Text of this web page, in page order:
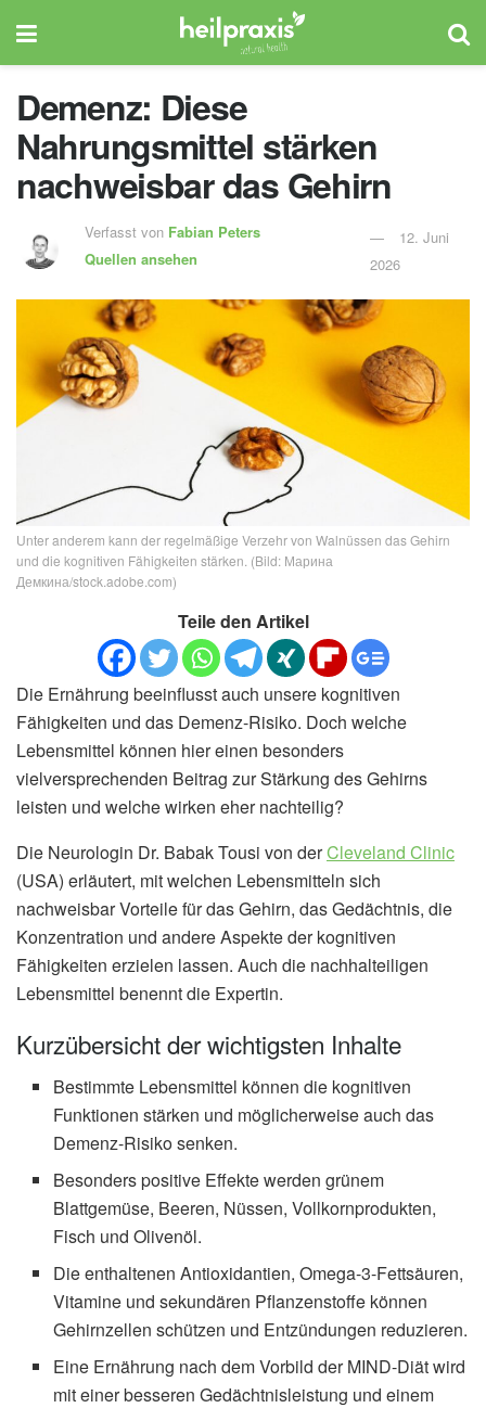
Demenz: Diese
Nahrungsmittel stärken
nachweisbar das Gehirn
Verfasst von Fabian Peters
Quellen ansehen
12. Juni
2026
Unter anderem kann der regelmäßige Verzehr von Walnüssen das Gehirn
und die kognitiven Fähigkeiten stärken. (Bild: Марина
Демкина/stock.adobe.com)
Teile den Artikel
Die Ernährung beeinflusst auch unsere kognitiven
Fähigkeiten und das Demenz-Risiko. Doch welche
Lebensmittel können hier einen besonders
vielversprechenden Beitrag zur Stärkung des Gehirns
leisten und welche wirken eher nachteilig?
Die Neurologin Dr. Babak Tousi von derCleveland Clinic
(USA) erläutert, mit welchen Lebensmitteln sich
nachweisbar Vorteile für das Gehirn, das Gedächtnis, die
Konzentration und andere Aspekte der kognitiven
Fähigkeiten erzielen lassen. Auch die nachhalteiligen
Lebensmittel benennt die Expertin.
Kurzübersicht der wichtigsten Inhalte
Bestimmte Lebensmittel können die kognitiven
Funktionen stärken und möglicherweise auch das
Demenz-Risiko senken.
Besonders positive Effekte werden grünem
Blattgemüse, Beeren, Nüssen, Vollkornprodukten,
Fisch und Olivenöl.
Die enthaltenen Antioxidantien, Omega-3-Fettsäuren,
Vitamine und sekundären Pflanzenstoffe können
Gehirnzellen schützen und Entzündungen reduzieren.
Eine Ernährung nach dem Vorbild der MIND-Diät wird
mit einer besseren Gedächtnisleistung und einem